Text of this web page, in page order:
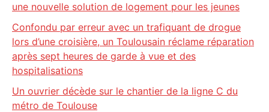
une nouvelle solution de logement pour les jeunes
Confondu par erreur avec un trafiquant de drogue
lors d’une croisière, un Toulousain réclame réparation
après sept heures de garde à vue et des
hospitalisations
Un ouvrier décède sur le chantier de la ligne C du
métro de Toulouse